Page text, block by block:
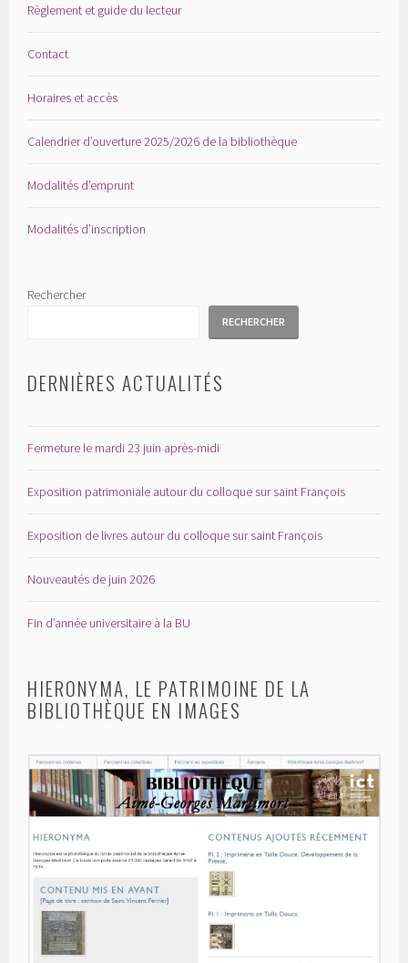
Règlement et guide du lecteur
Contact
Horaires et accès
Calendrier d’ouverture 2025/2026 de la bibliothèque
Modalités d’emprunt
Modalités d’inscription
Rechercher
RECHERCHER
DERNIÈRES ACTUALITÉS
Fermeture le mardi 23 juin après-midi
Exposition patrimoniale autour du colloque sur saint François
Exposition de livres autour du colloque sur saint François
Nouveautés de juin 2026
Fin d’année universitaire à la BU
HIERONYMA, LE PATRIMOINE DE LA
BIBLIOTHÈQUE EN IMAGES